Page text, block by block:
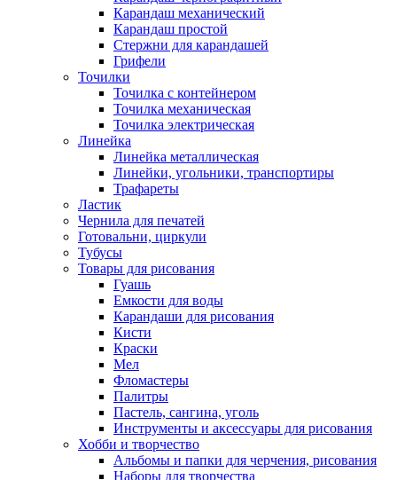
Карандаш механический
Карандаш простой
Стержни для карандашей
Грифели
Точилки
Точилка с контейнером
Точилка механическая
Точилка электрическая
Линейка
Линейка металлическая
Линейки, угольники, транспортиры
Трафареты
Ластик
Чернила для печатей
Готовальни, циркули
Тубусы
Товары для рисования
Гуашь
Емкости для воды
Карандаши для рисования
Кисти
Краски
Мел
Фломастеры
Палитры
Пастель, сангина, уголь
Инструменты и аксессуары для рисования
Хобби и творчество
Альбомы и папки для черчения, рисования
Наборы для творчества